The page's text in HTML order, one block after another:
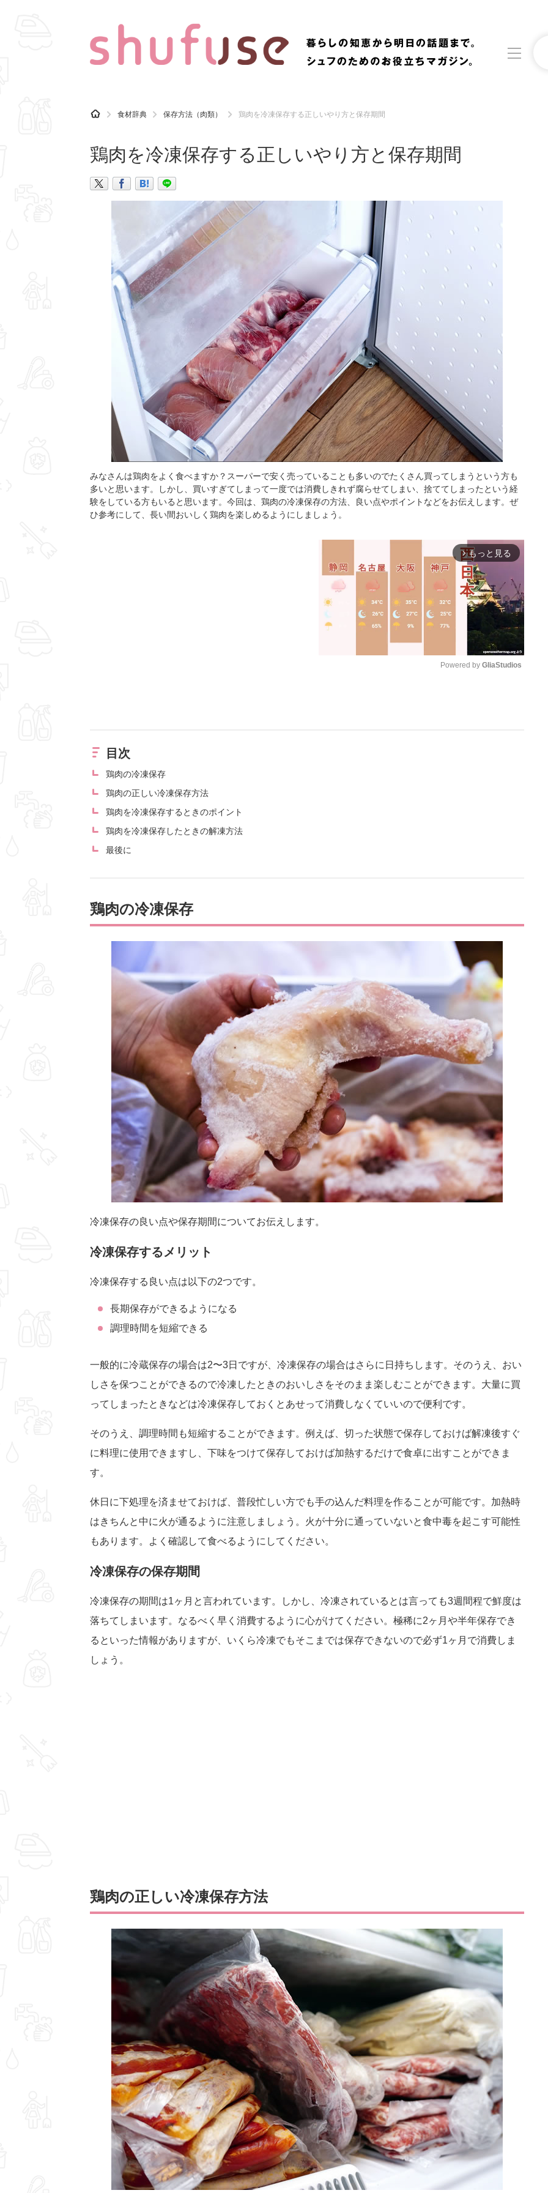
CATEGORY 記事カテゴリ
マナー 趣味 食材辞典 おすすめ
H
O
食材辞典 保存方法（肉類） 鶏肉を冷凍保存する正しいやり方と保存期間
鶏肉を冷凍保存する正しいやり方と保存期間
みなさんは鶏肉をよく食べますか？スーパーで安く売っていることも多いのでたくさん買ってしまうという方も
多いと思います。しかし、買いすぎてしまって一度では消費しきれず腐らせてしまい、捨ててしまったという経
験をしている方もいると思います。今回は、鶏肉の冷凍保存の方法、良い点やポイントなどをお伝えします。ぜ
ひ参考にして、長い間おいしく鶏肉を楽しめるようにしましょう。
arrow_forward_ios もっと見る
Powered by GliaStudios
目次
鶏肉の冷凍保存
鶏肉の正しい冷凍保存方法
鶏肉を冷凍保存するときのポイント
鶏肉を冷凍保存したときの解凍方法
最後に
鶏肉の冷凍保存
冷凍保存の良い点や保存期間についてお伝えします。
冷凍保存するメリット
冷凍保存する良い点は以下の2つです。
長期保存ができるようになる
調理時間を短縮できる
一般的に冷蔵保存の場合は2〜3日ですが、冷凍保存の場合はさらに日持ちします。そのうえ、おい
しさを保つことができるので冷凍したときのおいしさをそのまま楽しむことができます。大量に買
ってしまったときなどは冷凍保存しておくとあせって消費しなくていいので便利です。
そのうえ、調理時間も短縮することができます。例えば、切った状態で保存しておけば解凍後すぐ
に料理に使用できますし、下味をつけて保存しておけば加熱するだけで食卓に出すことができま
す。
休日に下処理を済ませておけば、普段忙しい方でも手の込んだ料理を作ることが可能です。加熱時
はきちんと中に火が通るように注意しましょう。火が十分に通っていないと食中毒を起こす可能性
もあります。よく確認して食べるようにしてください。
冷凍保存の保存期間
冷凍保存の期間は1ヶ月と言われています。しかし、冷凍されているとは言っても3週間程で鮮度は
落ちてしまいます。なるべく早く消費するように心がけてください。極稀に2ヶ月や半年保存でき
るといった情報がありますが、いくら冷凍でもそこまでは保存できないので必ず1ヶ月で消費しま
しょう。
鶏肉の正しい冷凍保存方法